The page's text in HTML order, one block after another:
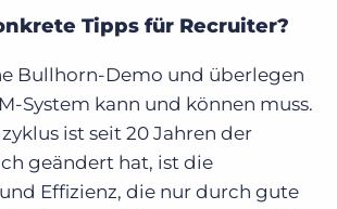
Tipps für Recruiter?
Bullhorn-Demo und überlegen
System kann und können muss.
ist seit 20 Jahren der
geändert hat, ist die
Effizienz, die nur durch gute